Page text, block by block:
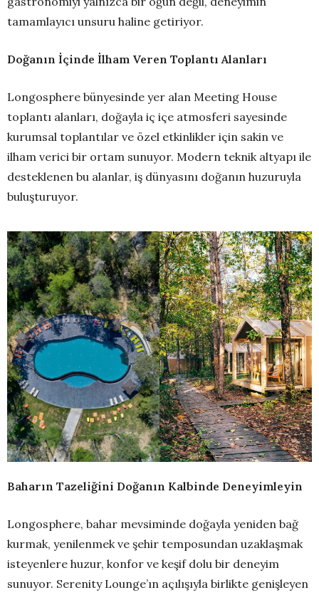
tamamlayıcı unsuru haline getiriyor.
Doğanın İçinde İlham Veren Toplantı Alanları
Longosphere bünyesinde yer alan Meeting House
toplantı alanları, doğayla iç içe atmosferi sayesinde
kurumsal toplantılar ve özel etkinlikler için sakin ve
ilham verici bir ortam sunuyor. Modern teknik altyapı ile
desteklenen bu alanlar, iş dünyasını doğanın huzuruyla
buluşturuyor.
Baharın Tazeliğini Doğanın Kalbinde Deneyimleyin
Longosphere, bahar mevsiminde doğayla yeniden bağ
kurmak, yenilenmek ve şehir temposundan uzaklaşmak
isteyenlere huzur, konfor ve keşif dolu bir deneyim
sunuyor. Serenity Lounge’ın açılışıyla birlikte genişleyen